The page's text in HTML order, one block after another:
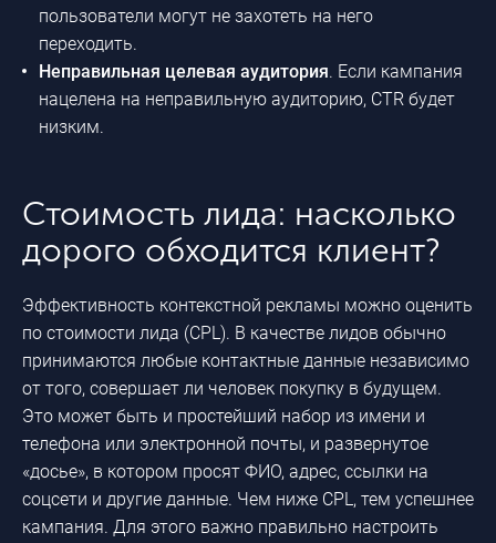
пользователи могут не захотеть на него
переходить.
Неправильная целевая аудитория. Если кампания
нацелена на неправильную аудиторию, CTR будет
низким.
Стоимость лида: насколько
дорого обходится клиент?
Эффективность контекстной рекламы можно оценить
по стоимости лида (CPL). В качестве лидов обычно
принимаются любые контактные данные независимо
от того, совершает ли человек покупку в будущем.
Это может быть и простейший набор из имени и
телефона или электронной почты, и развернутое
«досье», в котором просят ФИО, адрес, ссылки на
соцсети и другие данные. Чем ниже CPL, тем успешнее
кампания. Для этого важно правильно настроить